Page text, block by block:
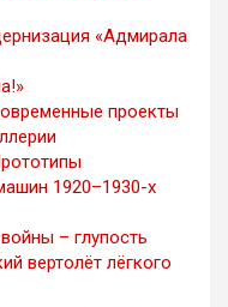
«Адмирала
проекты
1920–1930-х
– глупость
вертолёт лёгкого